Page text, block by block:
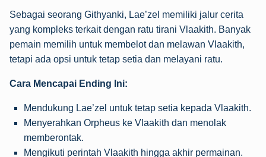
Sebagai seorang Githyanki, Lae’zel memiliki jalur cerita
yang kompleks terkait dengan ratu tirani Vlaakith. Banyak
pemain memilih untuk membelot dan melawan Vlaakith,
tetapi ada opsi untuk tetap setia dan melayani ratu.
Cara Mencapai Ending Ini:
Mendukung Lae’zel untuk tetap setia kepada Vlaakith.
Menyerahkan Orpheus ke Vlaakith dan menolak
memberontak.
Mengikuti perintah Vlaakith hingga akhir permainan.